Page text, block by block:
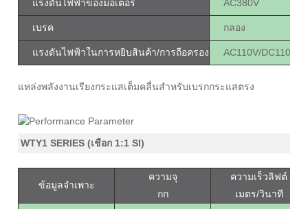
แรงดันไฟฟ้าของมอเตอร์ AC380V
เบรค กลอง
แรงดันไฟฟ้าในการหยิบสินค้า/การถือครอง AC110V/DC110V
แหล่งพลังงานเรียงกระแสเต็มคลื่นสำหรับเบรกกระแสตรง
WTY1 SERIES (เชือก 1:1 SI)
ข้อมูลจำเพาะ
ความจุ
กก
ความเร็วลิฟต์
เมตร/วินาที